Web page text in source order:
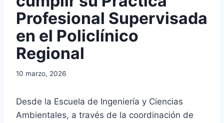
Profesional Supervisada
en el Policlínico
Regional
10 marzo, 2026
Desde la Escuela de Ingeniería y Ciencias
Ambientales, a través de la coordinación de